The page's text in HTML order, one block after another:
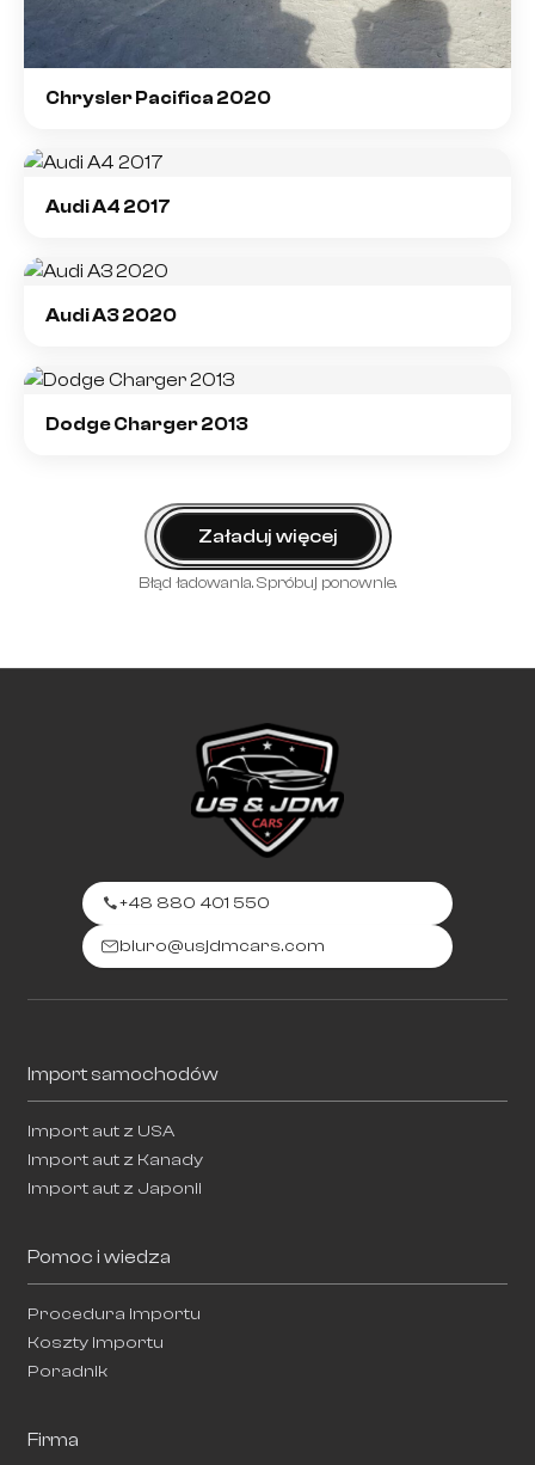
Chrysler Pacifica 2020
Audi A4 2017
Audi A3 2020
Dodge Charger 2013
Załaduj więcej
Błąd ładowania. Spróbuj ponownie.
+48 880 401 550
biuro@usjdmcars.com
Import samochodów
Import aut z USA
Import aut z Kanady
Import aut z Japonii
Pomoc i wiedza
Procedura importu
Koszty importu
Poradnik
Firma